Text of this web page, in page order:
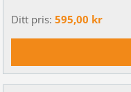
Ditt pris: 595,00 kr